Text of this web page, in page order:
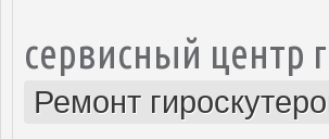
сервисный центр
Ремонт